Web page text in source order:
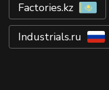
Factories.kz
Industrials.ru